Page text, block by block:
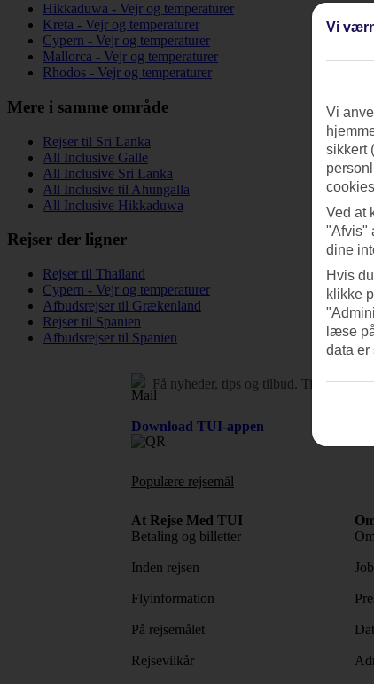
Hikkaduwa - Vejr og temperaturer
Kreta - Vejr og temperaturer
Cypern - Vejr og temperaturer
Mallorca - Vejr og temperaturer
Rhodos - Vejr og temperaturer
Mere i samme område
Rejser til Sri Lanka
All Inclusive Galle
All Inclusive Sri Lanka
All Inclusive til Ahungalla
All Inclusive Hikkaduwa
Rejser der ligner
Rejser til Thailand
Cypern - Vejr og temperaturer
Afbudsrejser til Grækenland
Rejser til Spanien
Afbudsrejser til Spanien
Få nyheder, tips og tilbud. Tilmeld dig
Download TUI-appen
Populære rejsemål
At Rejse Med TUI
Betaling og billetter
Inden rejsen
Flyinformation
På rejsemålet
Rejsevilkår
Vi
Vi
sikkert
Ved at
"Afvis"
dine
Hvis
klikke
læse
data er